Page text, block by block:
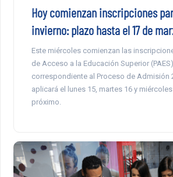
Hoy comienzan inscripciones
invierno: plazo hasta el 17 de
Este miércoles comienzan las
de Acceso a la Educación Superior
correspondiente al Proceso de Admisión
aplicará el lunes 15, martes 16 y
próximo.